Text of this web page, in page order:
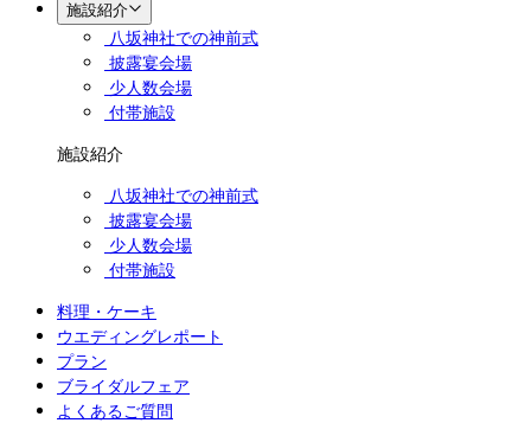
施設紹介
八坂神社での神前式
披露宴会場
少人数会場
付帯施設
施設紹介
八坂神社での神前式
披露宴会場
少人数会場
付帯施設
料理・ケーキ
ウエディングレポート
プラン
ブライダルフェア
よくあるご質問